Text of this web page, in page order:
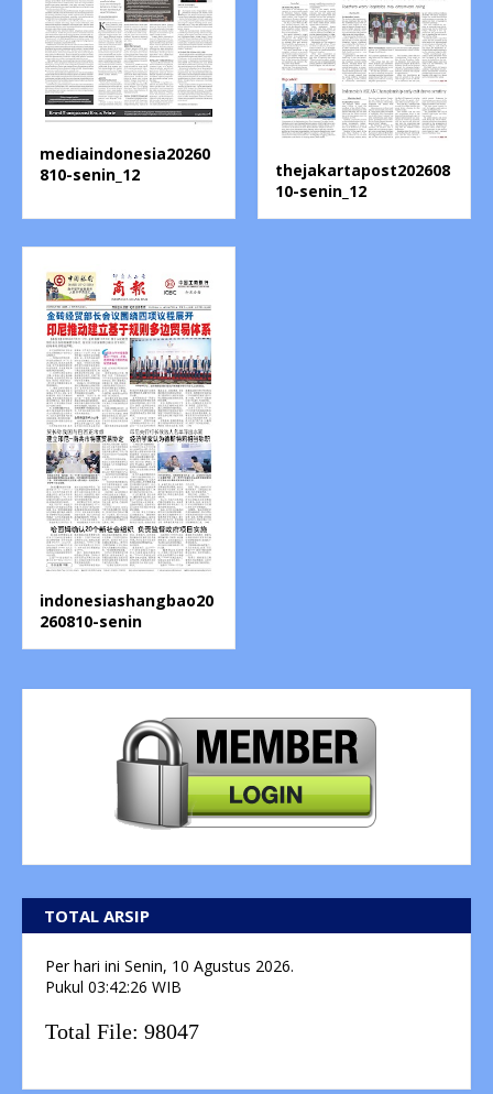
mediaindonesia20260
810-senin_12
thejakartapost202608
10-senin_12
indonesiashangbao20
260810-senin
TOTAL ARSIP
Per hari ini Senin, 10 Agustus 2026.
Pukul 03:42:27 WIB
Total File: 98047